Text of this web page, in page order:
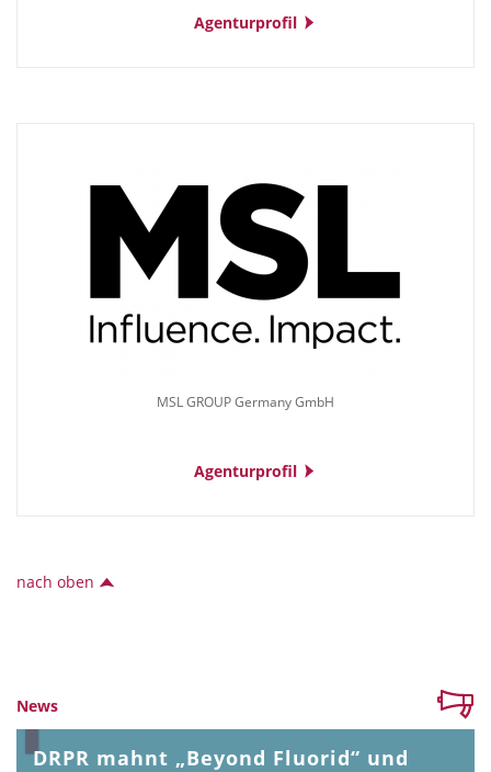
Agenturprofil
MSL GROUP Germany GmbH
Agenturprofil
nach oben
News
DRPR mahnt „Beyond Fluorid“ und